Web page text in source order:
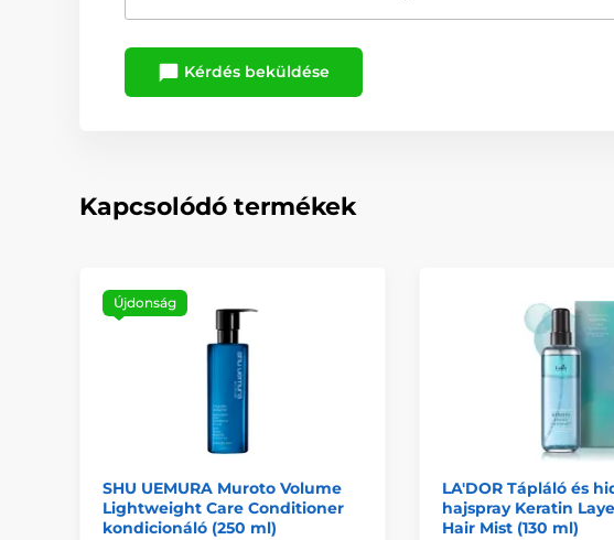
Kérdés beküldése
Kapcsolódó termékek
Újdonság
SHU UEMURA Muroto Volume
Lightweight Care Conditioner
kondicionáló (250 ml)
LA'DOR Tápláló és
hajspray Keratin
Hair Mist (130 ml)